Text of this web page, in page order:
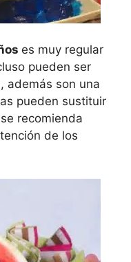
es muy regular
pueden ser
además son una
pueden sustituir
recomienda
de los